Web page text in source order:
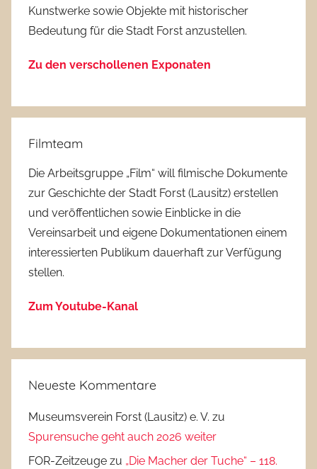
Kunstwerke sowie Objekte mit historischer
Bedeutung für die Stadt Forst anzustellen.
Zu den verschollenen Exponaten
Filmteam
Die Arbeitsgruppe „Film“ will filmische Dokumente
zur Geschichte der Stadt Forst (Lausitz) erstellen
und veröffentlichen sowie Einblicke in die
Vereinsarbeit und eigene Dokumentationen einem
interessierten Publikum dauerhaft zur Verfügung
stellen.
Zum Youtube-Kanal
Neueste Kommentare
Museumsverein Forst (Lausitz) e. V. zu
Spurensuche geht auch 2026 weiter
FOR-Zeitzeuge zu „Die Macher der Tuche“ – 118.